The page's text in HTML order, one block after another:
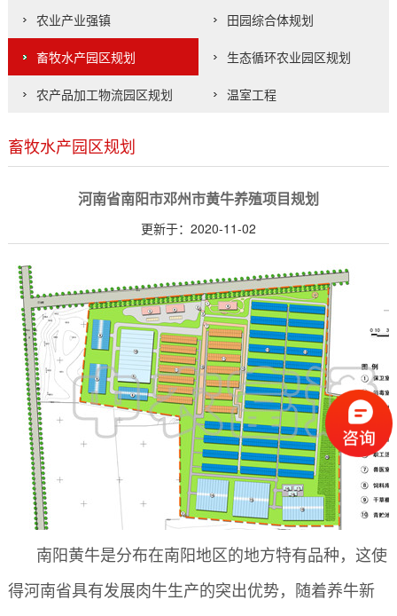
农业产业强镇 田园综合体规划
畜牧水产园区规划 生态循环农业园区规划
农产品加工物流园区规划 温室工程
畜牧水产园区规划
河南省南阳市邓州市黄牛养殖项目规划
更新于：2020-11-02
南阳黄牛是分布在南阳地区的地方特有品种，这使
得河南省具有发展肉牛生产的突出优势，随着养牛新